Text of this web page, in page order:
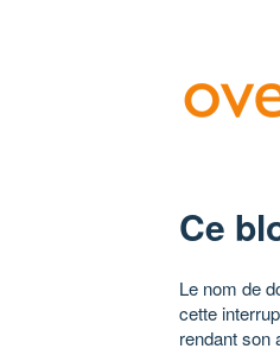
Ce
Le nom de
cette
rendant son